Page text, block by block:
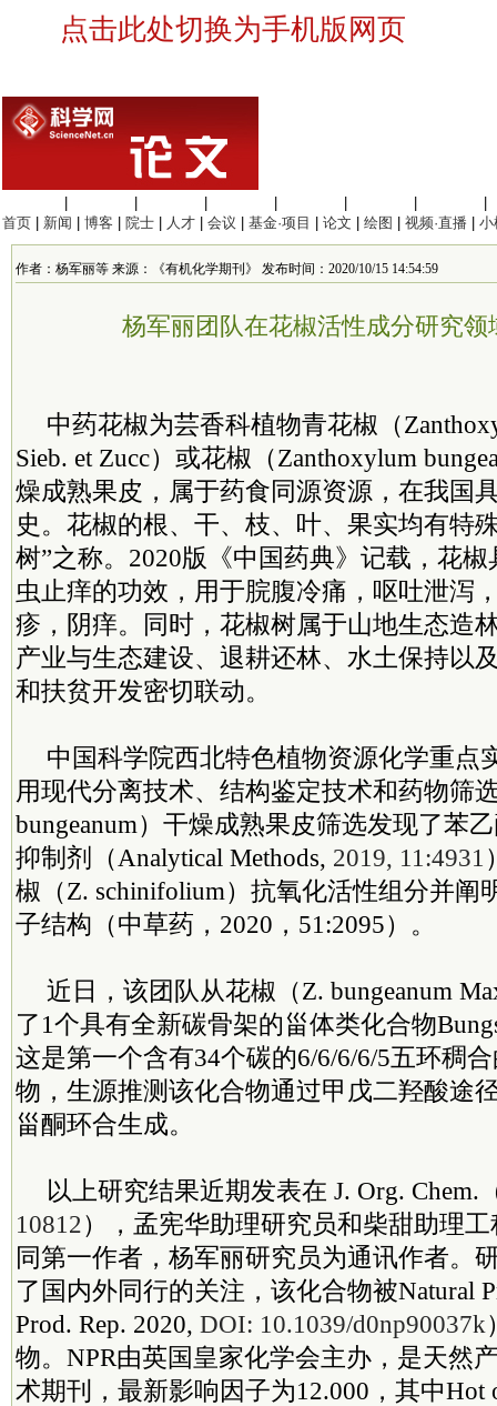
点击此处切换为手机版网页
首页
新闻 博客 院士 人才 会议 基金·项目 论文 绘图 视频·直播 小
作者：杨军丽等 来源：《有机化学期刊》 发布时间：2020/10/15 14:54:59
杨军丽团队在花椒活性成分研究领
中药花椒为芸香科植物青花椒（
Sieb. et Zucc）或花椒（Zanthoxylum
燥成熟果皮，属于药食同源资源，在我国
史。花椒的根、干、枝、叶、果实均有特
树”之称。2020版《中国药典》记载，花
虫止痒的功效，用于脘腹冷痛，呕吐泄泻
疹，阴痒。同时，花椒树属于山地生态造
产业与生态建设、退耕还林、水土保持以
和扶贫开发密切联动。
中国科学院西北特色植物资源化学重点
用现代分离技术、结构鉴定技术和药物筛
bungeanum）干燥成熟果皮筛选发现了苯
抑制剂（Analytical Methods, 2019, 11:4931
椒（Z. schinifolium）抗氧化活性组分并阐
子结构（中草药，2020，51:2095）。
近日，该团队从花椒（Z. bungeanum
了1个具有全新碳骨架的甾体类化合物
这是第一个含有34个碳的6/6/6/6/5五环稠
物，生源推测该化合物通过甲戊二羟酸途
甾酮环合生成。
以上研究结果近期发表在 J. Org. Chem.
10812），孟宪华助理研究员和柴甜助理
同第一作者，杨军丽研究员为通讯作者。
了国内外同行的关注，该化合物被Natural
Prod. Rep. 2020, DOI: 10.1039/d0np90037k
物。NPR由英国皇家化学会主办，是天然
术期刊，最新影响因子为12.000，其中Hot